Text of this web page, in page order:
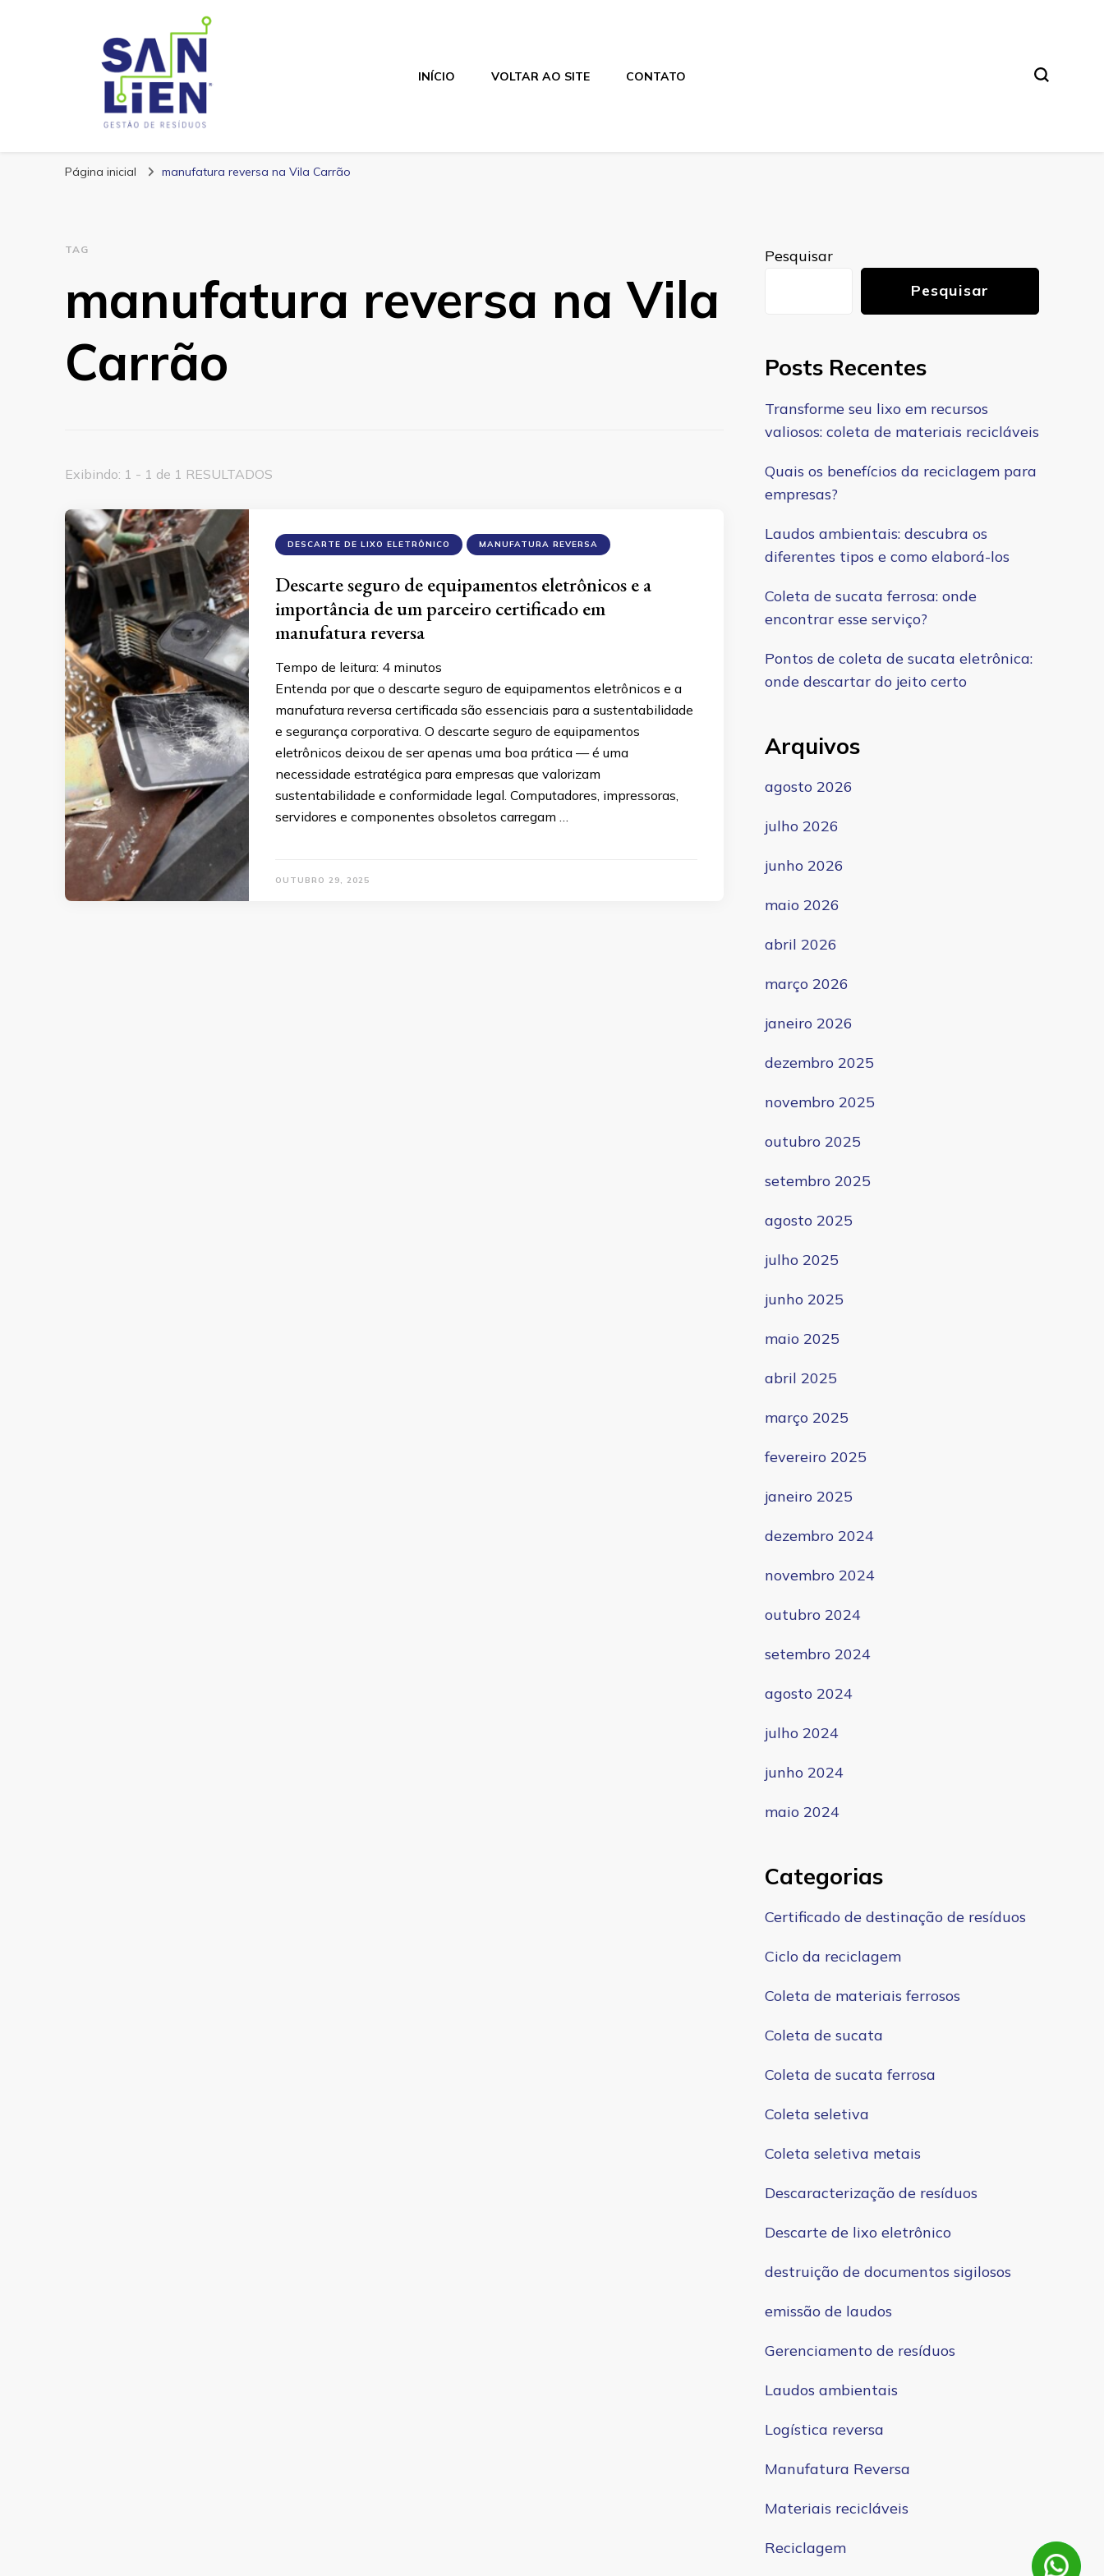
San Lien
INÍCIO VOLTAR AO SITE CONTATO
Página inicial manufatura reversa na Vila Carrão
TAG
manufatura reversa na Vila
Carrão
Exibindo: 1 - 1 de 1 RESULTADOS
DESCARTE DE LIXO ELETRÔNICO MANUFATURA REVERSA
Descarte seguro de equipamentos eletrônicos e a
importância de um parceiro certificado em
manufatura reversa
Tempo de leitura: 4 minutos
Entenda por que o descarte seguro de equipamentos eletrônicos e a
manufatura reversa certificada são essenciais para a sustentabilidade
e segurança corporativa. O descarte seguro de equipamentos
eletrônicos deixou de ser apenas uma boa prática — é uma
necessidade estratégica para empresas que valorizam
sustentabilidade e conformidade legal. Computadores, impressoras,
servidores e componentes obsoletos carregam …
OUTUBRO 29, 2025
Pesquisar
Pesquisar
Posts Recentes
Transforme seu lixo em recursos
valiosos: coleta de materiais recicláveis
Quais os benefícios da reciclagem para
empresas?
Laudos ambientais: descubra os
diferentes tipos e como elaborá-los
Coleta de sucata ferrosa: onde
encontrar esse serviço?
Pontos de coleta de sucata eletrônica:
onde descartar do jeito certo
Arquivos
agosto 2026
julho 2026
junho 2026
maio 2026
abril 2026
março 2026
janeiro 2026
dezembro 2025
novembro 2025
outubro 2025
setembro 2025
agosto 2025
julho 2025
junho 2025
maio 2025
abril 2025
março 2025
fevereiro 2025
janeiro 2025
dezembro 2024
novembro 2024
outubro 2024
setembro 2024
agosto 2024
julho 2024
junho 2024
maio 2024
Categorias
Certificado de destinação de resíduos
Ciclo da reciclagem
Coleta de materiais ferrosos
Coleta de sucata
Coleta de sucata ferrosa
Coleta seletiva
Coleta seletiva metais
Descaracterização de resíduos
Descarte de lixo eletrônico
destruição de documentos sigilosos
emissão de laudos
Gerenciamento de resíduos
Laudos ambientais
Logística reversa
Manufatura Reversa
Materiais recicláveis
Reciclagem